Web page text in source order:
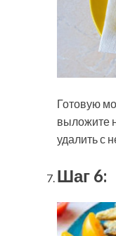
Готовую
выложите
удалить с
Шаг 6: